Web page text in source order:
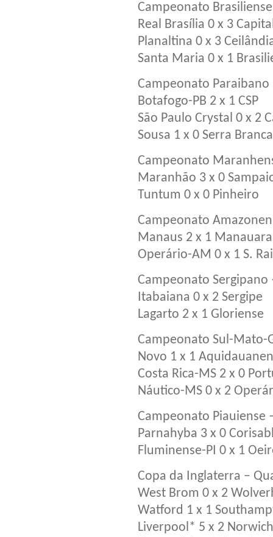
Campeonato
Real Brasília 0 x 3
Planaltina 0 x 3
Santa Maria 0 x 1
Campeonato Paraibano
Botafogo-PB 2 x 1 CSP
São Paulo Crystal 0 x 2
Sousa 1 x 0 Serra Branca
Campeonato
Maranhão 3 x 0
Tuntum 0 x 0 Pinheiro
Campeonato
Manaus 2 x 1 Manauara
Operário-AM 0 x 1 S.
Campeonato Sergipano
Itabaiana 0 x 2 Sergipe
Lagarto 2 x 1 Gloriense
Campeonato Sul-Mato-
Novo 1 x 1
Costa Rica-MS 2 x 0
Náutico-MS 0 x 2
Campeonato Piauiense
Parnahyba 3 x 0
Fluminense-PI 0 x 1
Copa da Inglaterra –
West Brom 0 x 2
Watford 1 x 1
Liverpool* 5 x 2 Norwich